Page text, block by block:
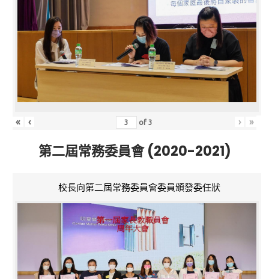
« ‹ of3 › »
第二屆常務委員會 (2020-2021)
校長向第二屆常務委員會委員頒發委任狀